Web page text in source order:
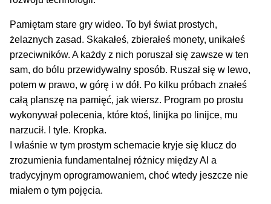
Pamiętam stare gry wideo. To był świat prostych,
żelaznych zasad. Skakałeś, zbierałeś monety, unikałeś
przeciwników. A każdy z nich poruszał się zawsze w ten
sam, do bólu przewidywalny sposób. Ruszał się w lewo,
potem w prawo, w górę i w dół. Po kilku próbach znałeś
całą planszę na pamięć, jak wiersz. Program po prostu
wykonywał polecenia, które ktoś, linijka po linijce, mu
narzucił. I tyle. Kropka.
I właśnie w tym prostym schemacie kryje się klucz do
zrozumienia fundamentalnej różnicy między AI a
tradycyjnym oprogramowaniem, choć wtedy jeszcze nie
miałem o tym pojęcia.